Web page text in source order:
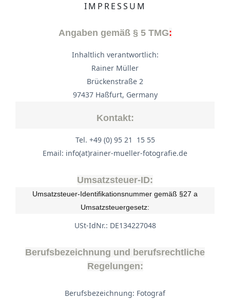
IMPRESSUM
Angaben gemäß § 5 TMG:
Inhaltlich verantwortlich:
Rainer Müller
Brückenstraße 2
97437 Haßfurt, Germany
Kontakt:
Tel. +49 (0) 95 21 15 55
Email: info(at)rainer-mueller-fotografie.de
Umsatzsteuer-ID:
Umsatzsteuer-Identifikationsnummer gemäß §27 a
Umsatzsteuergesetz:
USt-IdNr.: DE134227048
Berufsbezeichnung und berufsrechtliche
Regelungen:
Berufsbezeichnung: Fotograf